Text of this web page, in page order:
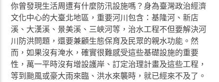
你曾發現生活周遭有什麼防汛設施嗎？身為臺灣政治經濟
文化中心的大臺北地區，重要河川包含：基隆河、新店
溪、大漢溪、景美溪、三峽河等，治水工程不但要解決河
川防洪問題，還要兼顧生態保育及民眾的親水功能。然
而，如果沒有淹水，確實很難感受這些基礎設施的重要
性，萬一平時沒有增設護岸、訂定治理計畫及這些工程，
等到颱風或豪大雨來臨、洪水來襲時，就已經來不及了。